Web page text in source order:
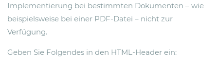
Implementierung bei bestimmten Dokumenten – wie
beispielsweise bei einer PDF-Datei – nicht zur
Verfügung.
Geben Sie Folgendes in den HTML-Header ein: